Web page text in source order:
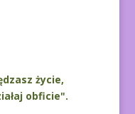
życie,
obficie".